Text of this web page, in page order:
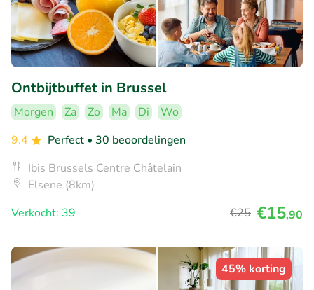
Ontbijtbuffet in Brussel
Morgen Za Zo Ma Di
Wo
9.4
Perfect • 30 beoordelingen
Ibis Brussels Centre Châtelain
Elsene (8km)
Verkocht: 39
€25 €15,90
45% korting